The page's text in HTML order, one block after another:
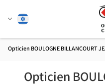
שנהעברית
Opticien BOULOGNE BILLANCOURT
Opticien